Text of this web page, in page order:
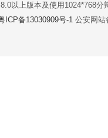
以上版本及使用1024*768分
ICP备13030909号-1 公安网站